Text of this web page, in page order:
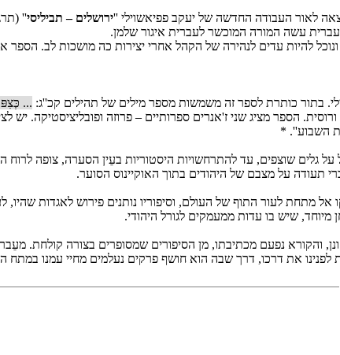
ירושלים – תביליסי''
עשה המורה המוכשר לעברית איגור שלמן.
בתור כותרת לספר זה משמשות מספר מילים של תהילים קכ''ג: ...
הספר מציג שני ז'אנרים ספרותיים – פרוזה ופובליציסטיקה. יש
שוצפים, עד להתרחשויות היסטוריות בעֵין הסערה, צופה
תעודה על מצבם של היהודים בתוך האוקיינוס הסוער.
מתחת לעור התוף של העולם, וסיפוריו נותנים פירוש לאגדות
מיוחד, שיש בו עדות ממעמקים לגורל היהודי.
והקורא נפעם מכתיבתו, מן הסיפורים שמסופרים בצורה קולחת.
לפנינו את דרכו, דרך שבה הוא חושף פרקים נעלמים מחיי עמנו במתח